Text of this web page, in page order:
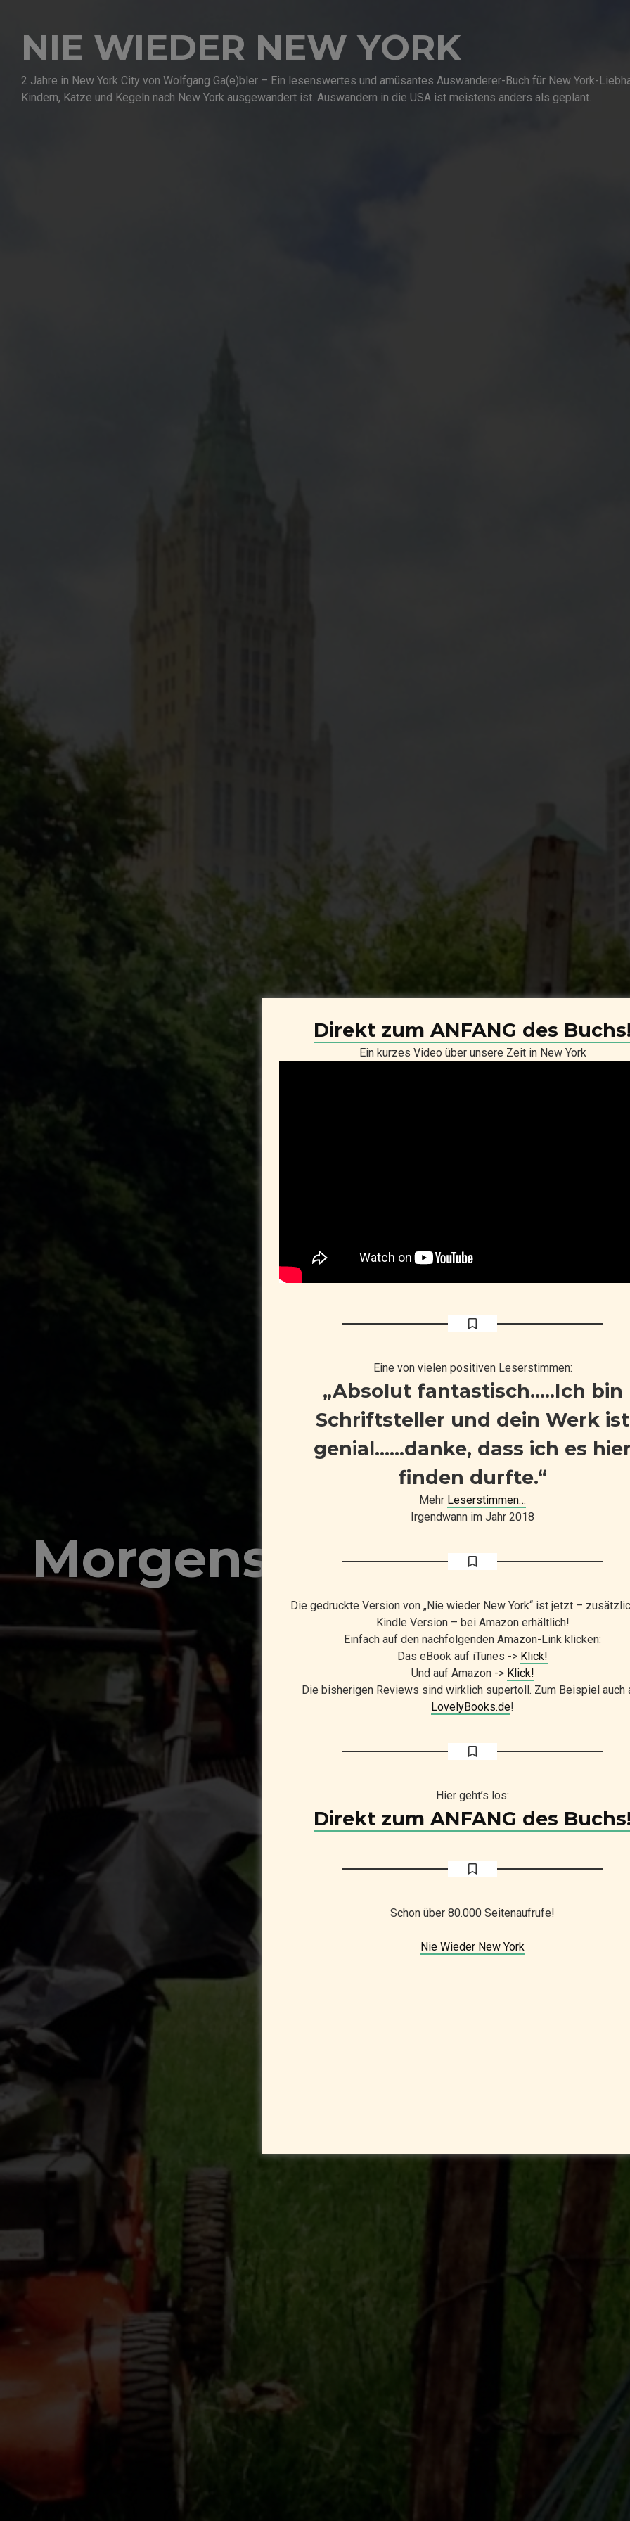
NIE WIEDER NEW YORK
2 Jahre in New York City von Wolfgang Ga(e)bler – Ein lesenswertes und amüsantes Auswanderer-Buch für New York-
Kindern, Katze und Kegeln nach New York ausgewandert ist. Auswandern in die USA ist meistens anders als geplant.
Morgens um 6 auf
13. Februar 2017 11 Minuten Lesezeit
Direkt zum ANFANG des
Ein kurzes Video über unsere Zeit in New York
Eine von vielen positiven Leserstimmen:
„Absolut fantastisch…..Ich bin
Schriftsteller und dein Werk ist
genial……danke, dass ich es
finden durfte.“
Mehr Leserstimmen…
Irgendwann im Jahr 2018
Die gedruckte Version von „Nie wieder New York“ ist jetzt –
Kindle Version – bei Amazon erhältlich!
Einfach auf den nachfolgenden Amazon-Link klicken:
Das eBook auf iTunes -> Klick!
Und auf Amazon -> Klick!
Die bisherigen Reviews sind wirklich supertoll. Zum Beispiel auch
LovelyBooks.de!
Hier geht’s los:
Direkt zum ANFANG des
Schon über 80.000 Seitenaufrufe!
Nie Wieder New York